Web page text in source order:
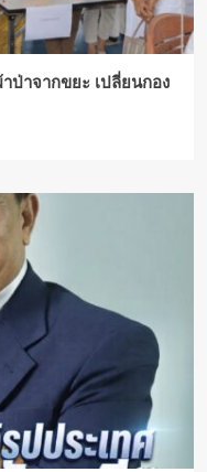
ป่าจากขยะ เปลี่ยนกอง